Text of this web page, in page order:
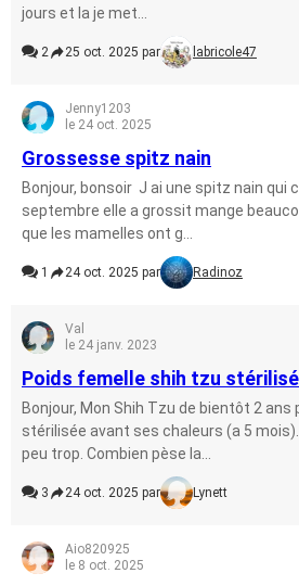
jours et la je met...
2 25 oct. 2025 par labricole47
Jenny1203
le 24 oct. 2025
Grossesse spitz nain
Bonjour, bonsoir J ai une spitz nain qui
septembre elle a grossit mange
que les mamelles ont g...
1 24 oct. 2025 par Radinoz
Val
le 24 janv. 2023
Poids femelle shih tzu
Bonjour, Mon Shih Tzu de bientôt 2 ans
stérilisée avant ses chaleurs (a 5
peu trop. Combien pèse la...
3 24 oct. 2025 par Lynett
Aio820925
le 8 oct. 2025